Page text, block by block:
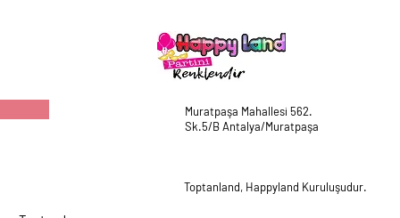
Muratpaşa Mahallesi 562.
Sk.5/B Antalya/Muratpaşa
Toptanland, Happyland Kuruluşudur.